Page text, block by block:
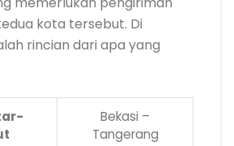
kota tersebut. Di
rincian dari apa yang
Bekasi –
Tangerang